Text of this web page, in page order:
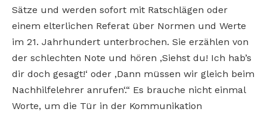
Sätze und werden sofort mit Ratschlägen oder
einem elterlichen Referat über Normen und Werte
im 21. Jahrhundert unterbrochen. Sie erzählen von
der schlechten Note und hören ‚Siehst du! Ich hab’s
dir doch gesagt!‘ oder ‚Dann müssen wir gleich beim
Nachhilfelehrer anrufen‘.“ Es brauche nicht einmal
Worte, um die Tür in der Kommunikation